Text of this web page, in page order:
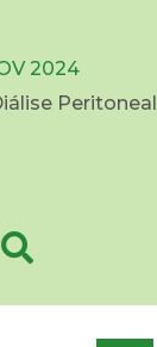
2024
Peritoneal